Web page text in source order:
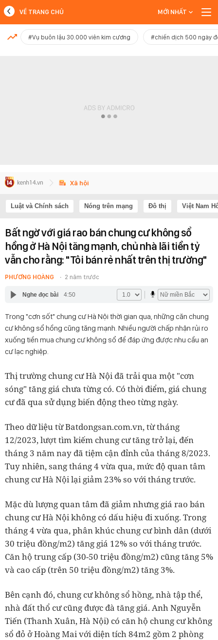
MỚI NHẤT
VỀ TRANG CHỦ MỚI NHẤT
#Vụ buôn lậu 30.000 viên kim cương #chiến dịch 500 ngày
Xã hội
Luật và Chính sách Nóng trên mạng Đô thị Việt Nam
Bất ngờ với giá rao bán chung cư không sổ
hồng ở Hà Nội tăng mạnh, chủ nhà lãi tiền tỷ
vẫn cho rằng: "Tôi bán rẻ nhất trên thị trường"
PHƯƠNG HOÀNG 2 năm trước
Nghe đọc bài 4:50
Trong "cơn sốt" chung cư Hà Nội thời gian qua, những căn chung
cư không sổ hồng cũng tăng mạnh. Nhiều người chấp nhận rủi ro
xuống tiền mua chung cư không sổ để đáp ứng được nhu cầu an
cư lạc nghiệp.
Thị trường chung cư Hà Nội đã trải qua một "cơn
sóng" tăng giá chưa từng có. Có thời điểm, giá chung
cư đã qua sử dụng biến động theo từng ngày.
Theo dữ liệu từ Batdongsan.com.vn, từ tháng
12/2023, lượt tìm kiếm chung cư tăng trở lại, đến
tháng 3 năm nay đã tiệm cận đỉnh của tháng 8/2023.
Tuy nhiên, sang tháng 4 vừa qua, mức độ quan tâm
chung cư Hà Nội lại giảm 23% so với tháng trước.
Mặc dù lượng quan tâm đã giảm nhưng giá rao bán
chung cư Hà Nội không có dấu hiệu đi xuống. Trong
tháng 4 vừa qua, phân khúc chung cư bình dân (dưới
30 triệu đồng/m2) tăng giá 12% so với tháng trước.
Căn hộ trung cấp (30-50 triệu đồng/m2) cũng tăng 5%
và cao cấp (trên 50 triệu đồng/m2) tăng 3%.
Bên cạnh đó, chung cư không sổ hồng, nhà tập thể,
nhà đất thổ cư cũng được đà tăng giá. Anh Nguyễn
Tiến (Thanh Xuân, Hà Nội) có căn hộ chung cư không
sổ đỏ ở Hoàng Mai với diện tích 84m2 gồm 2 phòng